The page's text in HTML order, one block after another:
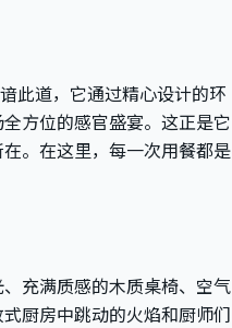
此道，它通过精心设计的环
方位的感官盛宴。这正是它
。在这里，每一次用餐都是
充满质感的木质桌椅、空气
厨房中跳动的火焰和厨师们